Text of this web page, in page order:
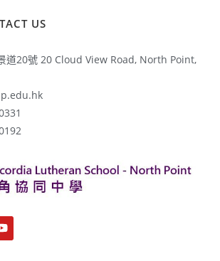
US
道20號 20 Cloud View Road, North Point,